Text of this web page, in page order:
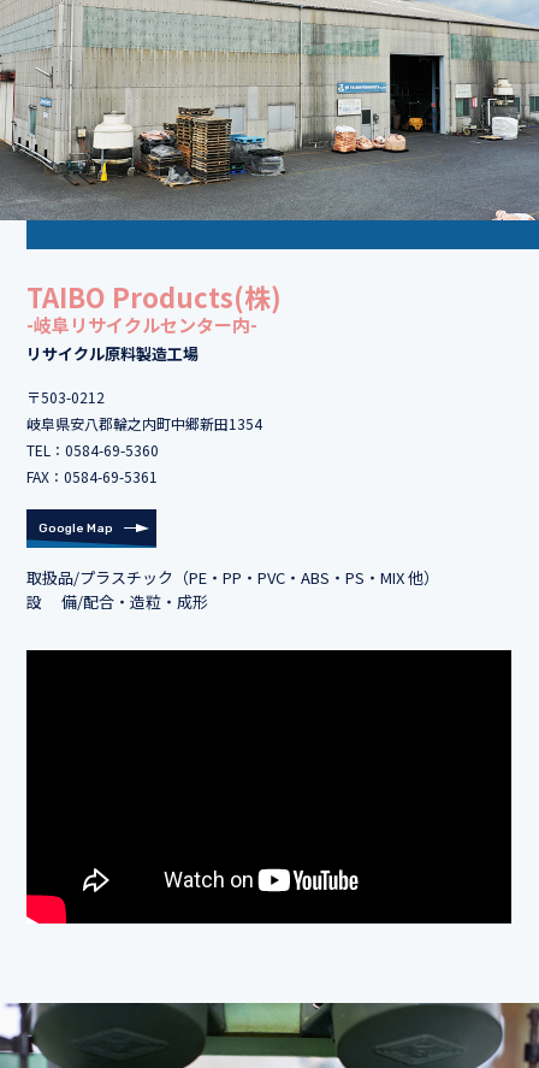
TAIBO Products(株)
-岐阜リサイクルセンター内-
リサイクル原料製造工場
〒503-0212
岐阜県安八郡輪之内町中郷新田1354
TEL：0584-69-5360
FAX：0584-69-5361
Google Map
取扱品/プラスチック（PE・PP・PVC・ABS・PS・MIX 他）
設 備/配合・造粒・成形